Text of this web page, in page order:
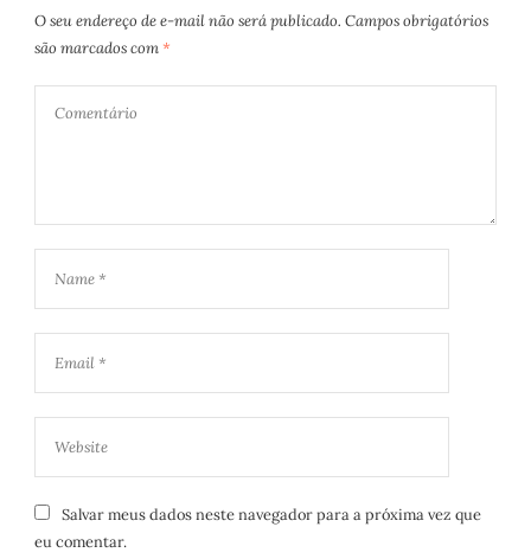
O seu endereço de e-mail não será publicado. Campos obrigatórios
são marcados com *
Salvar meus dados neste navegador para a próxima vez que
eu comentar.